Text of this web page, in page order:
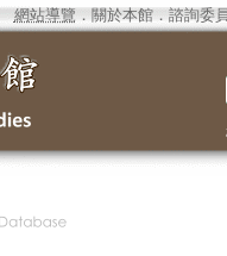
網站導覽 ． 關於本館． 諮詢委